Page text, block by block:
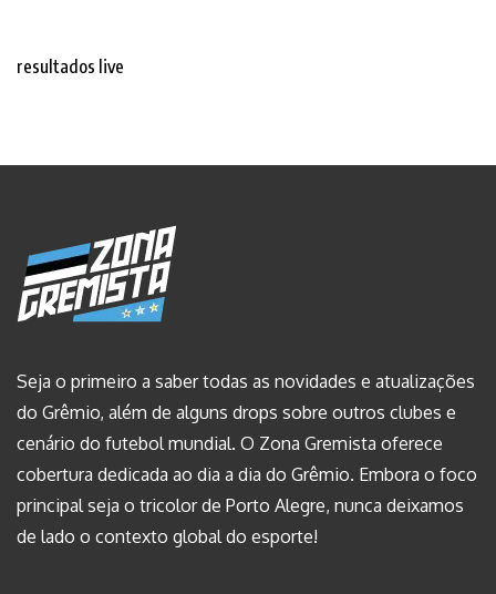
resultados live
Seja o primeiro a saber todas as novidades e atualizações
do Grêmio, além de alguns drops sobre outros clubes e
cenário do futebol mundial. O Zona Gremista oferece
cobertura dedicada ao dia a dia do Grêmio. Embora o foco
principal seja o tricolor de Porto Alegre, nunca deixamos
de lado o contexto global do esporte!